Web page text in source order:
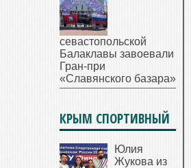
севастопольской
Балаклавы завоевали
Гран-при
«Славянского базара»
КРЫМ СПОРТИВНЫЙ
Юлия
Жукова из